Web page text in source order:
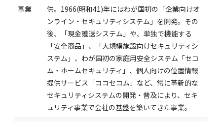
事業
供。1966(昭和41)年にはわが国初の「企業向けオ
ンライン・セキュリティシステム」を開発。その
後、「現金護送システム」や、単独で機能する
「安全商品」、「大規模施設向けセキュリティシ
ステム」、わが国初の家庭用安全システム「セコ
ム・ホームセキュリティ」、個人向けの位置情報
提供サービス「ココセコム」など、常に革新的な
セキュリティシステムの開発・普及により、セキ
ュリティ事業で会社の基盤を築いてきた事業。